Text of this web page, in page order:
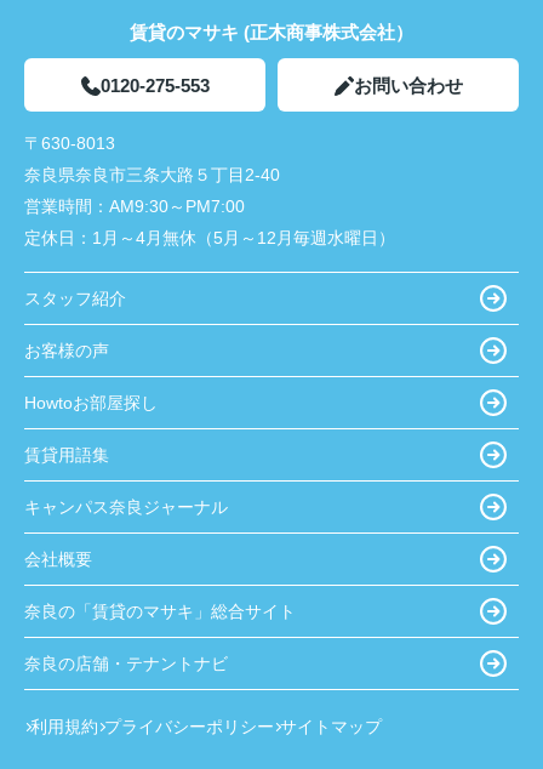
賃貸のマサキ (正木商事株式会社）
0120-275-553 お問い合わせ
〒630-8013
奈良県奈良市三条大路５丁目2-40
営業時間： AM9:30～PM7:00
定休日： 1月～4月無休（5月～12月毎週水曜日）
スタッフ紹介
お客様の声
Howtoお部屋探し
賃貸用語集
キャンパス奈良ジャーナル
会社概要
奈良の「賃貸のマサキ」総合サイト
奈良の店舗・テナントナビ
利用規約 プライバシーポリシー サイトマップ